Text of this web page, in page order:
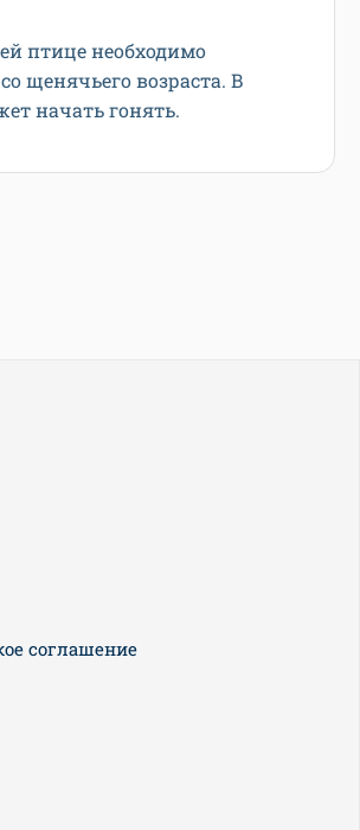
птице необходимо
щенячьего возраста. В
начать гонять.
соглашение